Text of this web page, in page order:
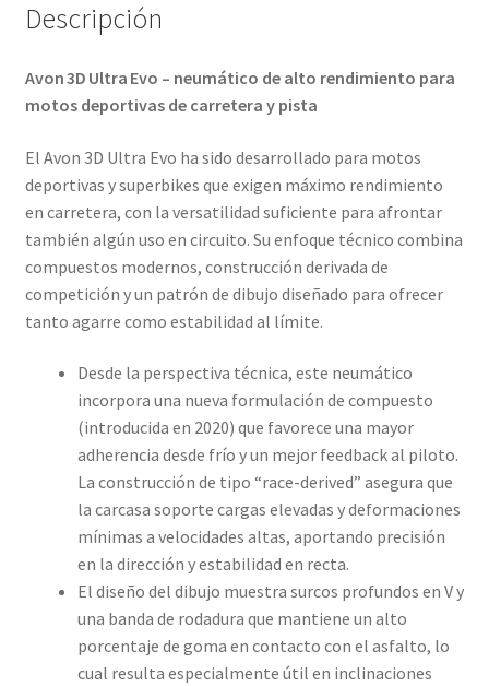
Descripción
Avon 3D Ultra Evo – neumático de alto rendimiento para
motos deportivas de carretera y pista
El Avon 3D Ultra Evo ha sido desarrollado para motos
deportivas y superbikes que exigen máximo rendimiento
en carretera, con la versatilidad suficiente para afrontar
también algún uso en circuito. Su enfoque técnico combina
compuestos modernos, construcción derivada de
competición y un patrón de dibujo diseñado para ofrecer
tanto agarre como estabilidad al límite.
Desde la perspectiva técnica, este neumático
incorpora una nueva formulación de compuesto
(introducida en 2020) que favorece una mayor
adherencia desde frío y un mejor feedback al piloto.
La construcción de tipo “race-derived” asegura que
la carcasa soporte cargas elevadas y deformaciones
mínimas a velocidades altas, aportando precisión
en la dirección y estabilidad en recta.
El diseño del dibujo muestra surcos profundos en V y
una banda de rodadura que mantiene un alto
porcentaje de goma en contacto con el asfalto, lo
cual resulta especialmente útil en inclinaciones